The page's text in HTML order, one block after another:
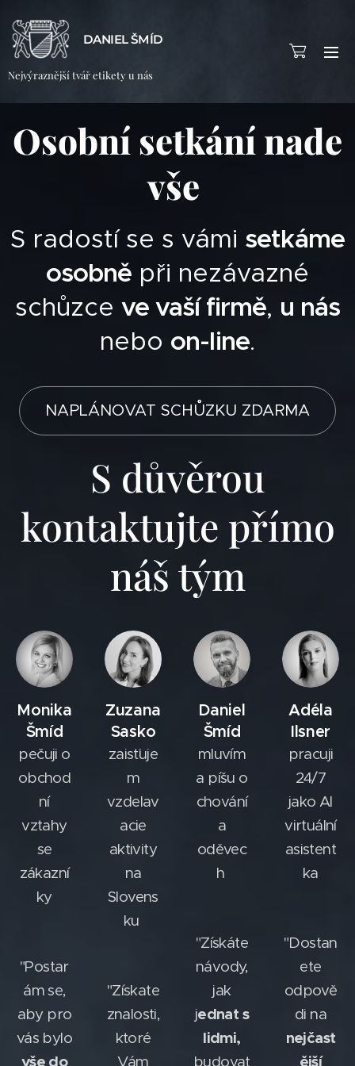
DANIEL ŠMÍD
Nejvýraznější tvář etikety u nás
Osobní setkání nade
vše
S radostí se s vámi setkáme
osobně při nezávazné
schůzce ve vaší firmě, u nás
nebo on-line.
NAPLÁNOVAT SCHŮZKU ZDARMA
S důvěrou
kontaktujte přímo
náš tým
Monika
Šmíd
pečuji o
obchod
ní
vztahy
se
zákazní
ky
"Postar
ám se,
aby pro
vás bylo
vše do
Zuzana
Sasko
zaisťuje
m
vzdelav
acie
aktivity
na
Slovens
ku
"Získate
znalosti,
ktoré
Vám
Daniel
Šmíd
mluvím
a píšu o
chování
a
oděvec
h
"Získáte
návody,
jak
jednat s
lidmi,
budovat
Adéla
Ilsner
pracuji
24/7
jako AI
virtuální
asistent
ka
"Dostan
ete
odpově
di na
nejčast
ější